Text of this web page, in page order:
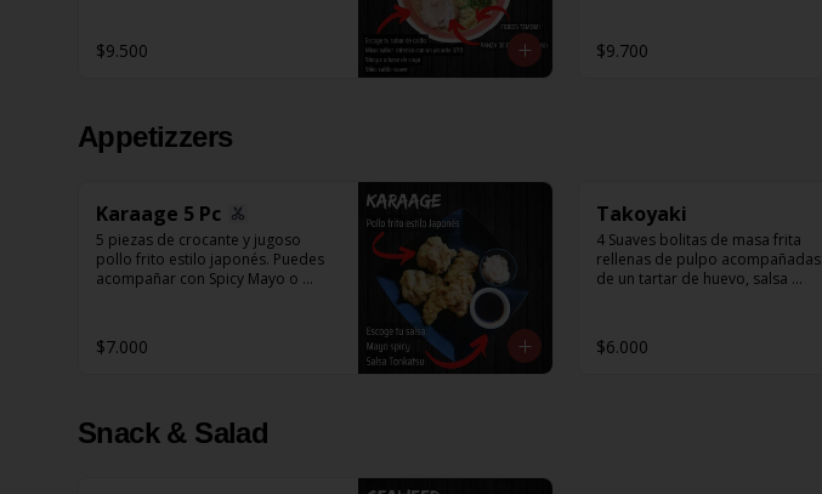
$9.500 $9.700
Appetizzers
Karaage 5 Pc
5 piezas de crocante y jugoso
pollo frito estilo japonés. Puedes
acompañar con Spicy Mayo o
$7.000
Takoyaki
4 Suaves bolitas de masa frita
rellenas de pulpo acompañadas
de un tartar de huevo, salsa
$6.000
Snack & Salad